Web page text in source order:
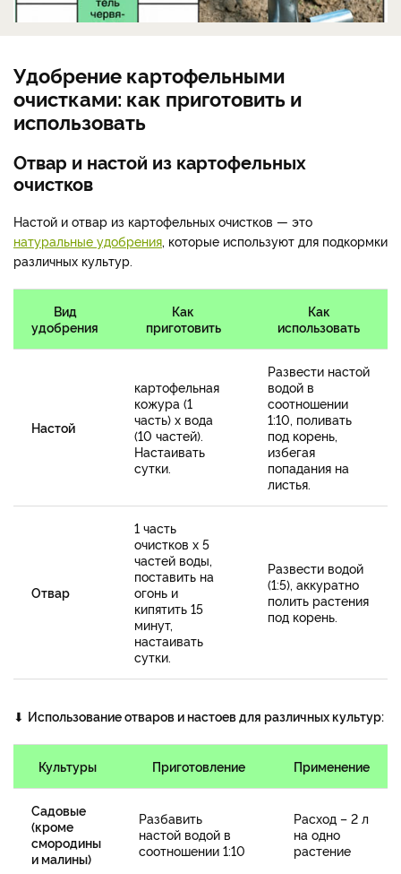
Удобрение картофельными
очистками: как приготовить и
использовать
Отвар и настой из картофельных
очистков
Настой и отвар из картофельных очистков — это
натуральные удобрения, которые используют для подкормки
различных культур.
Вид
удобрения
Как
приготовить
Как
использовать
Настой
картофельная
кожура (1
часть) х вода
(10 частей).
Настаивать
сутки.
Развести настой
водой в
соотношении
1:10, поливать
под корень,
избегая
попадания на
листья.
Отвар
1 часть
очистков х 5
частей воды,
поставить на
огонь и
кипятить 15
минут,
настаивать
сутки.
Развести водой
(1:5), аккуратно
полить растения
под корень.
⬇ Использование отваров и настоев для различных культур:
Культуры Приготовление Применение
Садовые
(кроме
смородины
и малины)
Разбавить
настой водой в
соотношении 1:10
Расход – 2 л
на одно
растение